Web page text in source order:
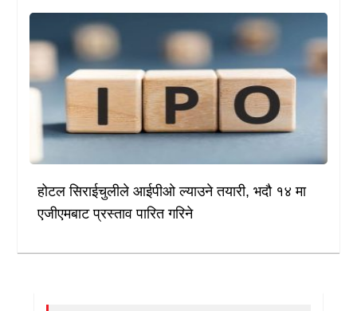
होटल सिराईचुलीले आईपीओ ल्याउने तयारी, भदौ १४ मा
एजीएमबाट प्रस्ताव पारित गरिने